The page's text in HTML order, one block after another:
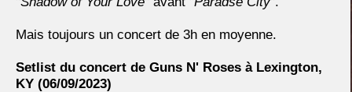
Mais toujours un concert de 3h en moyenne.
Setlist du concert de Guns N' Roses à Lexington,
KY (06/09/2023)